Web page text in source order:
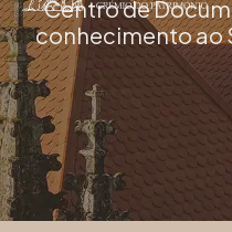
Centro de
conhecimento ao